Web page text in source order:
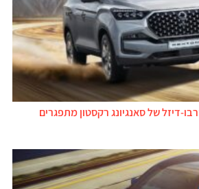
דיזל של סאנגיונג רקסטון מתפגרים